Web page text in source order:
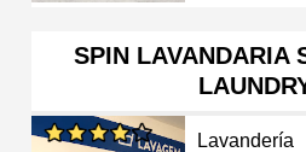
SPIN LAVANDARIA
Lavandería